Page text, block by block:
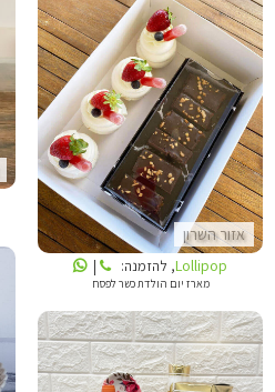
אזור השרון
LOLLIPOP
Lollipop, להזמנה: |
מארז יום הולדת כשר לפסח